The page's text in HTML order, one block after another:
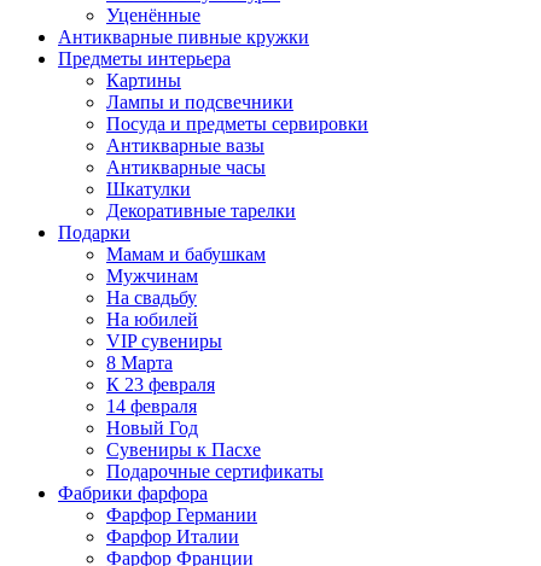
Уценённые
Антикварные пивные кружки
Предметы интерьера
Картины
Лампы и подсвечники
Посуда и предметы сервировки
Антикварные вазы
Антикварные часы
Шкатулки
Декоративные тарелки
Подарки
Мамам и бабушкам
Мужчинам
На свадьбу
На юбилей
VIP сувениры
8 Марта
К 23 февраля
14 февраля
Новый Год
Сувениры к Пасхе
Подарочные сертификаты
Фабрики фарфора
Фарфор Германии
Фарфор Италии
Фарфор Франции